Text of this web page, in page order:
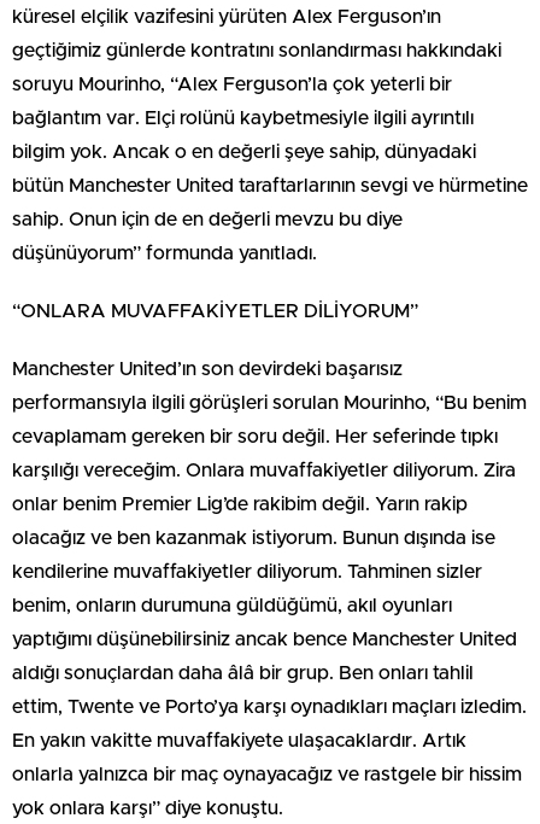
küresel elçilik vazifesini yürüten Alex Ferguson’ın
geçtiğimiz günlerde kontratını sonlandırması hakkındaki
soruyu Mourinho, “Alex Ferguson’la çok yeterli bir
bağlantım var. Elçi rolünü kaybetmesiyle ilgili ayrıntılı
bilgim yok. Ancak o en değerli şeye sahip, dünyadaki
bütün Manchester United taraftarlarının sevgi ve hürmetine
sahip. Onun için de en değerli mevzu bu diye
düşünüyorum” formunda yanıtladı.
“ONLARA MUVAFFAKİYETLER DİLİYORUM”
Manchester United’ın son devirdeki başarısız
performansıyla ilgili görüşleri sorulan Mourinho, “Bu benim
cevaplamam gereken bir soru değil. Her seferinde tıpkı
karşılığı vereceğim. Onlara muvaffakiyetler diliyorum. Zira
onlar benim Premier Lig’de rakibim değil. Yarın rakip
olacağız ve ben kazanmak istiyorum. Bunun dışında ise
kendilerine muvaffakiyetler diliyorum. Tahminen sizler
benim, onların durumuna güldüğümü, akıl oyunları
yaptığımı düşünebilirsiniz ancak bence Manchester United
aldığı sonuçlardan daha âlâ bir grup. Ben onları tahlil
ettim, Twente ve Porto’ya karşı oynadıkları maçları izledim.
En yakın vakitte muvaffakiyete ulaşacaklardır. Artık
onlarla yalnızca bir maç oynayacağız ve rastgele bir hissim
yok onlara karşı” diye konuştu.